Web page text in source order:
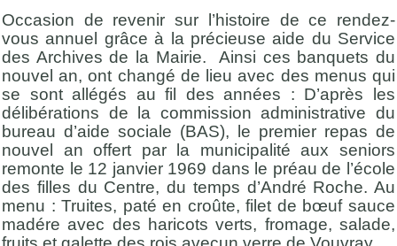
Occasion de revenir sur l’histoire de ce rendez-
vous annuel grâce à la précieuse aide du Service
des Archives de la Mairie. Ainsi ces banquets du
nouvel an, ont changé de lieu avec des menus qui
se sont allégés au fil des années : D’après les
délibérations de la commission administrative du
bureau d’aide sociale (BAS), le premier repas de
nouvel an offert par la municipalité aux seniors
remonte le 12 janvier 1969 dans le préau de l’école
des filles du Centre, du temps d’André Roche. Au
menu : Truites, paté en croûte, filet de bœuf sauce
madére avec des haricots verts, fromage, salade,